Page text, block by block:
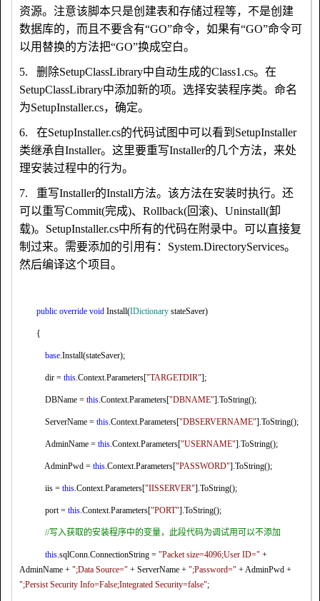
资源。注意该脚本只是创建表和存储过程等，不是创建
数据库的，而且不要含有“GO”命令，如果有“GO”命令可
以用替换的方法把“GO”换成空白。
5、5. 删除SetupClassLibrary中自动生成的Class1.cs。在
SetupClassLibrary中添加新的项。选择安装程序类。命名
为SetupInstaller.cs，确定。
6、6. 在SetupInstaller.cs的代码试图中可以看到 SetupInstaller
类继承自Installer。这里要重写Installer的几个方法，来处
理安装过程中的行为。
7、7. 重写Installer的Install方法。该方法在安装时执行。还
可以重写Commit(完成)、 Rollback(回滚)、 Uninstall(卸
载)。 SetupInstaller.cs中所有的代码在附录中。可以直接复
制过来。需要添加的引用有： System.DirectoryServices。
然后编译这个项目。
public override void Install(IDictionary stateSaver)
{
base.Install(stateSaver);
dir = this.Context.Parameters["TARGETDIR"];
DBName = this.Context.Parameters["DBNAME"].ToString();
ServerName = this.Context.Parameters["DBSERVERNAME"].ToString();
AdminName = this.Context.Parameters["USERNAME"].ToString();
AdminPwd = this.Context.Parameters["PASSWORD"].ToString();
iis = this.Context.Parameters["IISSERVER"].ToString();
port = this.Context.Parameters["PORT"].ToString();
//写入获取的安装程序中的变量，此段代码为调试用可以不添加
this.sqlConn.ConnectionString = "Packet size=4096;User ID=" +
AdminName + ";Data Source=" + ServerName + ";Password=" + AdminPwd +
";Persist Security Info=False;Integrated Security=false";